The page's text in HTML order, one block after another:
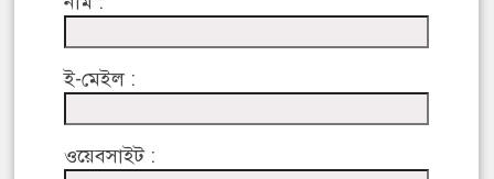
ই-মেইল :
ওয়েবসাইট :